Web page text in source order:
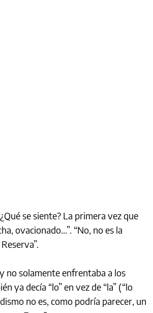
se siente? La primera vez que
ovacionado...”. “No, no es la
solamente enfrentaba a los
ya decía “lo” en vez de “la” (“lo
no es, como podría parecer, un